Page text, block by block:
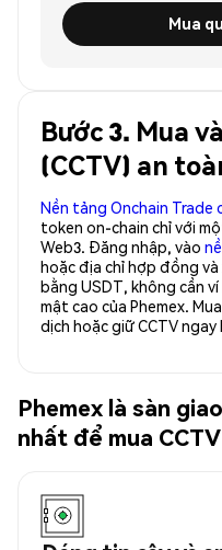
Mua
Bước 3. Mua
(CCTV) an
Nền tảng Onchain Trade
token on-chain chỉ với
Web3. Đăng nhập, vào
hoặc địa chỉ hợp đồng và
bằng USDT, không cần
mật cao của Phemex.
dịch hoặc giữ CCTV ngay
Phemex là sàn
nhất để mua